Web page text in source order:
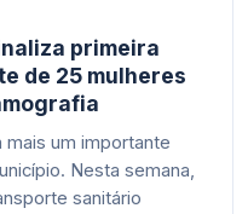
primeira
de 25 mulheres
um importante
Nesta semana,
sanitário